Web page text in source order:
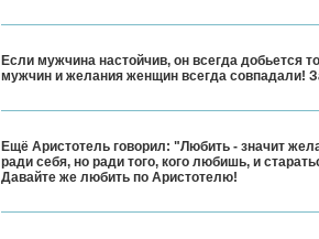
Если мужчина настойчив, он всегда добьется
мужчин и желания женщин всегда совпадали!
Ещё Аристотель говорил: "Любить - значит
ради себя, но ради того, кого любишь, и
Давайте же любить по Аристотелю!